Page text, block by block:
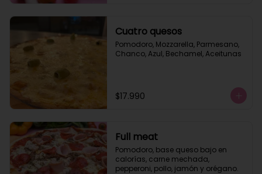
Cuatro quesos
Pomodoro, Mozzarella, Parmesano,
Chanco, Azul, Bechamel, Aceitunas
$17.990
Full meat
Pomodoro, base queso bajo en
calorías, carne mechada,
pepperoni, pollo, jamón y orégano.